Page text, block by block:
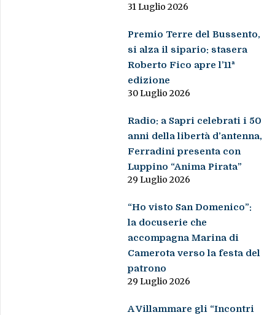
31 Luglio 2026
Premio Terre del Bussento,
si alza il sipario: stasera
Roberto Fico apre l’11ª
edizione
30 Luglio 2026
Radio: a Sapri celebrati i 50
anni della libertà d’antenna,
Ferradini presenta con
Luppino “Anima Pirata”
29 Luglio 2026
“Ho visto San Domenico”:
la docuserie che
accompagna Marina di
Camerota verso la festa del
patrono
29 Luglio 2026
A Villammare gli “Incontri